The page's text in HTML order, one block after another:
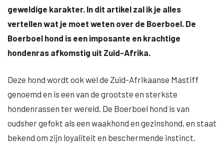
geweldige karakter. In dit artikel zal ik je alles
vertellen wat je moet weten over de Boerboel. De
Boerboel hond is een imposante en krachtige
hondenras afkomstig uit Zuid-Afrika.
Deze hond wordt ook wel de Zuid-Afrikaanse Mastiff
genoemd en is een van de grootste en sterkste
hondenrassen ter wereld. De Boerboel hond is van
oudsher gefokt als een waakhond en gezinshond, en staat
bekend om zijn loyaliteit en beschermende instinct.